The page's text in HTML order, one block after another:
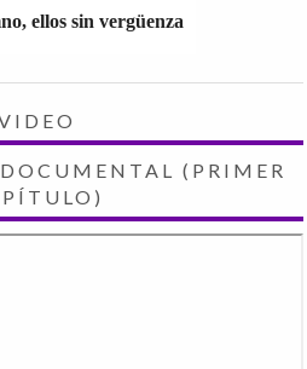
ellos sin vergüenza
(PRIMER